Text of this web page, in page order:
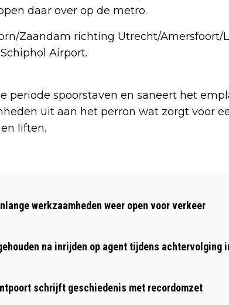
daar over op de metro.
Zaandam richting Utrecht/Amersfoort/
Airport.
periode spoorstaven en saneert het
uit aan het perron wat zorgt voor
liften.
ZANDVOORT
werkzaamheden weer open voor verkeer
na inrijden op agent tijdens achtervolging
schrijft geschiedenis met recordomzet